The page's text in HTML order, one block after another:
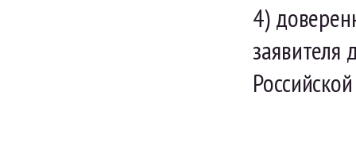
4)
заявителя